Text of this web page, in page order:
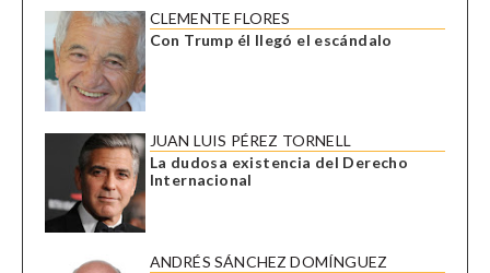
CLEMENTE FLORES
Con Trump él llegó el escándalo
JUAN LUIS PÉREZ TORNELL
La dudosa existencia del Derecho
Internacional
ANDRÉS SÁNCHEZ DOMÍNGUEZ